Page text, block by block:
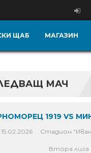
ЩАБ МАГАЗИН
МАЧ
1919 VS
15.02.2026 Стадион
Втора лига